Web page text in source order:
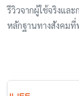
รีวิวจากผู้ใช้จริงแล
หลักฐานทางสังคมที่